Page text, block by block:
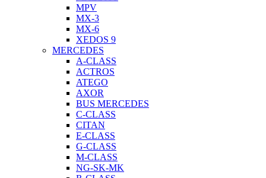
MPV
MX-3
MX-6
XEDOS 9
MERCEDES
A-CLASS
ACTROS
ATEGO
AXOR
BUS MERCEDES
C-CLASS
CITAN
E-CLASS
G-CLASS
M-CLASS
NG-SK-MK